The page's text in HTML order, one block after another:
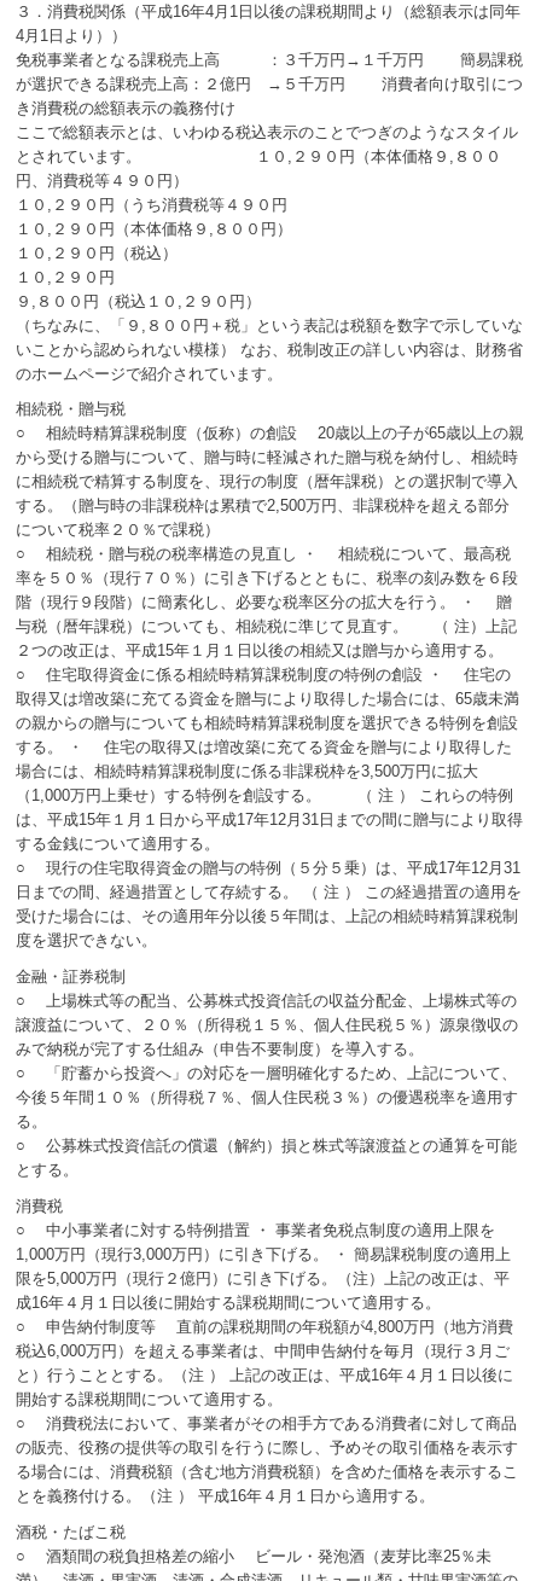
３．消費税関係（平成16年4月1日以後の課税期間より（総額表示は同年
4月1日より））
免税事業者となる課税売上高 ：３千万円→１千万円 簡易課税
が選択できる課税売上高：２億円 →５千万円 消費者向け取引につ
き消費税の総額表示の義務付け
ここで総額表示とは、いわゆる税込表示のことでつぎのようなスタイル
とされています。 １０,２９０円（本体価格９,８００
円、消費税等４９０円）
１０,２９０円（うち消費税等４９０円
１０,２９０円（本体価格９,８００円）
１０,２９０円（税込）
１０,２９０円
９,８００円（税込１０,２９０円）
（ちなみに、「９,８００円＋税」という表記は税額を数字で示していな
いことから認められない模様） なお、税制改正の詳しい内容は、財務省
のホームページで紹介されています。
相続税・贈与税
○ 相続時精算課税制度（仮称）の創設 20歳以上の子が65歳以上の親
から受ける贈与について、贈与時に軽減された贈与税を納付し、相続時
に相続税で精算する制度を、現行の制度（暦年課税）との選択制で導入
する。（贈与時の非課税枠は累積で2,500万円、非課税枠を超える部分
について税率２０％で課税）
○ 相続税・贈与税の税率構造の見直し ・ 相続税について、最高税
率を５０％（現行７０％）に引き下げるとともに、税率の刻み数を６段
階（現行９段階）に簡素化し、必要な税率区分の拡大を行う。 ・ 贈
与税（暦年課税）についても、相続税に準じて見直す。 （ 注）上記
２つの改正は、平成15年１月１日以後の相続又は贈与から適用する。
○ 住宅取得資金に係る相続時精算課税制度の特例の創設 ・ 住宅の
取得又は増改築に充てる資金を贈与により取得した場合には、65歳未満
の親からの贈与についても相続時精算課税制度を選択できる特例を創設
する。 ・ 住宅の取得又は増改築に充てる資金を贈与により取得した
場合には、相続時精算課税制度に係る非課税枠を3,500万円に拡大
（1,000万円上乗せ）する特例を創設する。 （ 注 ） これらの特例
は、平成15年１月１日から平成17年12月31日までの間に贈与により取得
する金銭について適用する。
○ 現行の住宅取得資金の贈与の特例（５分５乗）は、平成17年12月31
日までの間、経過措置として存続する。 （ 注 ） この経過措置の適用を
受けた場合には、その適用年分以後５年間は、上記の相続時精算課税制
度を選択できない。
金融・証券税制
○ 上場株式等の配当、公募株式投資信託の収益分配金、上場株式等の
譲渡益について、２０％（所得税１５％、個人住民税５％）源泉徴収の
みで納税が完了する仕組み（申告不要制度）を導入する。
○ 「貯蓄から投資へ」の対応を一層明確化するため、上記について、
今後５年間１０％（所得税７％、個人住民税３％）の優遇税率を適用す
る。
○ 公募株式投資信託の償還（解約）損と株式等譲渡益との通算を可能
とする。
消費税
○ 中小事業者に対する特例措置 ・ 事業者免税点制度の適用上限を
1,000万円（現行3,000万円）に引き下げる。 ・ 簡易課税制度の適用上
限を5,000万円（現行２億円）に引き下げる。（注）上記の改正は、平
成16年４月１日以後に開始する課税期間について適用する。
○ 申告納付制度等 直前の課税期間の年税額が4,800万円（地方消費
税込6,000万円）を超える事業者は、中間申告納付を毎月（現行３月ご
と）行うこととする。（注 ） 上記の改正は、平成16年４月１日以後に
開始する課税期間について適用する。
○ 消費税法において、事業者がその相手方である消費者に対して商品
の販売、役務の提供等の取引を行うに際し、予めその取引価格を表示す
る場合には、消費税額（含む地方消費税額）を含めた価格を表示するこ
とを義務付ける。（注 ） 平成16年４月１日から適用する。
酒税・たばこ税
○ 酒類間の税負担格差の縮小 ビール・発泡酒（麦芽比率25％未